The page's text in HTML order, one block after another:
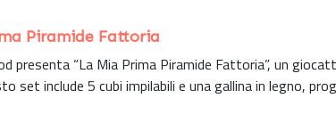
Piramide Fattoria
presenta “La Mia Prima Piramide Fattoria”, un
set include 5 cubi impilabili e una gallina in legno,